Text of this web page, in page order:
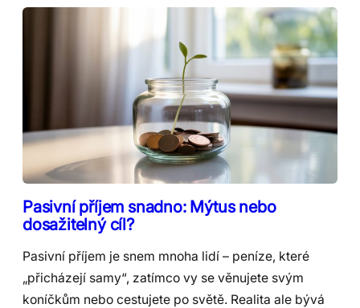
Pasivní příjem snadno: Mýtus nebo
dosažitelný cíl?
Pasivní příjem je snem mnoha lidí – peníze, které
„přicházejí samy“, zatímco vy se věnujete svým
koníčkům nebo cestujete po světě. Realita ale bývá